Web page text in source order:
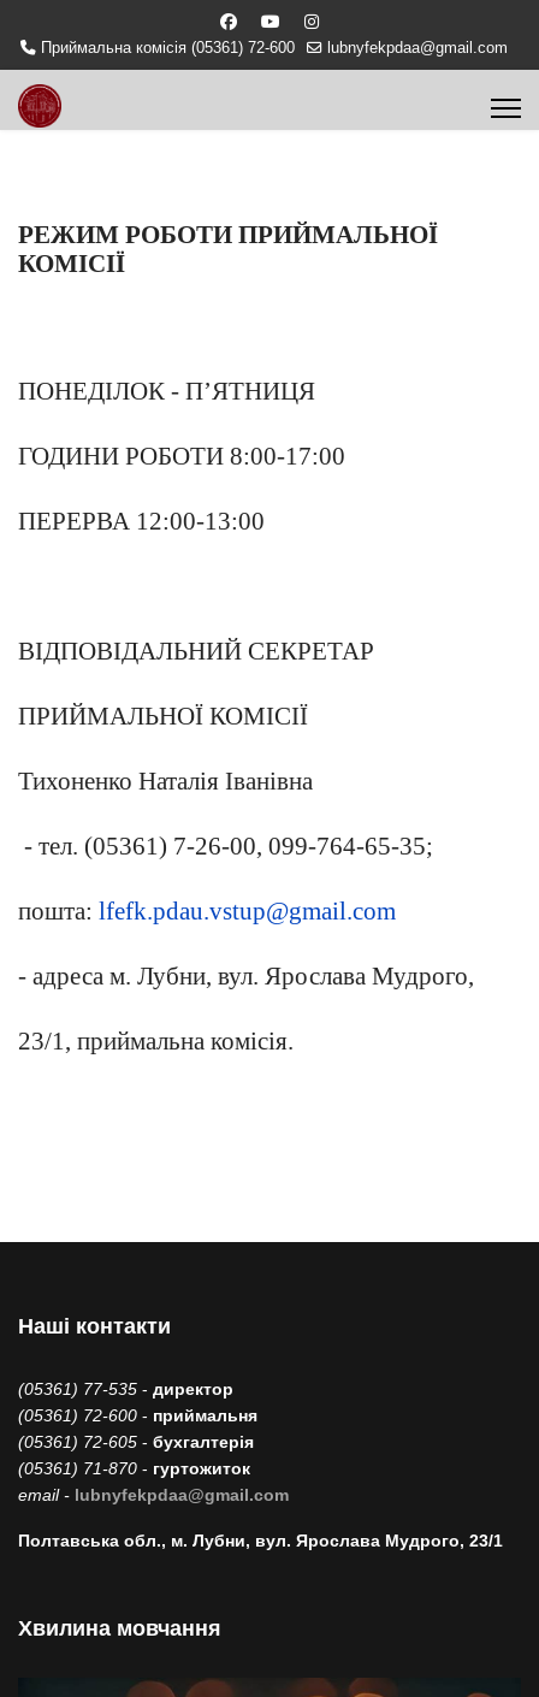
Приймальна комісія (05361) 72-600 lubnyfekpdaa@gmail.com
РЕЖИМ РОБОТИ ПРИЙМАЛЬНОЇ
КОМІСІЇ
ПОНЕДІЛОК - П’ЯТНИЦЯ
ГОДИНИ РОБОТИ 8:00-17:00
ПЕРЕРВА 12:00-13:00
ВІДПОВІДАЛЬНИЙ СЕКРЕТАР
ПРИЙМАЛЬНОЇ КОМІСІЇ
Тихоненко Наталія Іванівна
- тел. (05361) 7-26-00, 099-764-65-35;
пошта: lfefk.pdau.vstup@gmail.com
- адреса м. Лубни, вул. Ярослава Мудрого,
23/1, приймальна комісія.
Наші контакти
(05361) 77-535 - директор
(05361) 72-600 - приймальня
(05361) 72-605 - бухгалтерія
(05361) 71-870 - гуртожиток
email - lubnyfekpdaa@gmail.com
Полтавська обл., м. Лубни, вул. Ярослава Мудрого, 23/1
Хвилина мовчання